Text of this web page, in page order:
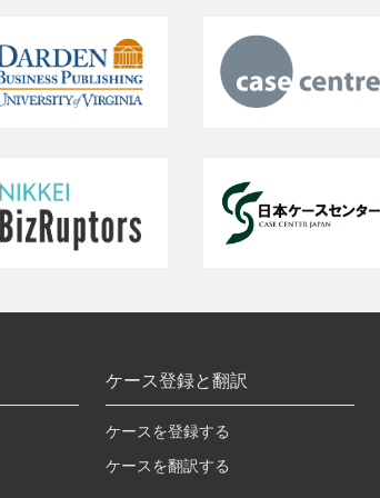
ケース登録と翻訳
ケースを登録する
ケースを翻訳する